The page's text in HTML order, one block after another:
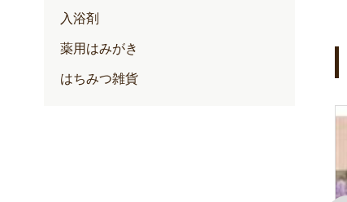
入浴剤
薬用はみがき
はちみつ雑貨